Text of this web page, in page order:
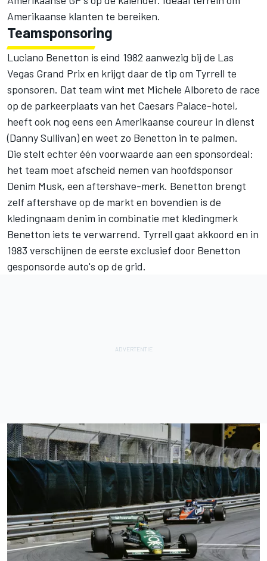
Amerikaanse klanten te bereiken.
Teamsponsoring
Luciano Benetton is eind 1982 aanwezig bij de Las
Vegas Grand Prix en krijgt daar de tip om Tyrrell te
sponsoren. Dat team wint met Michele Alboreto de race
op de parkeerplaats van het Caesars Palace-hotel,
heeft ook nog eens een Amerikaanse coureur in dienst
(Danny Sullivan) en weet zo Benetton in te palmen.
Die stelt echter één voorwaarde aan een sponsordeal:
het team moet afscheid nemen van hoofdsponsor
Denim Musk, een aftershave-merk. Benetton brengt
zelf aftershave op de markt en bovendien is de
kledingnaam denim in combinatie met kledingmerk
Benetton iets te verwarrend. Tyrrell gaat akkoord en in
1983 verschijnen de eerste exclusief door Benetton
gesponsorde auto's op de grid.